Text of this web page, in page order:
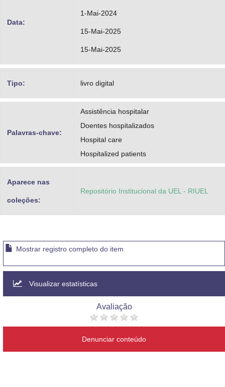
Data:
1-Mai-2024
15-Mai-2025
15-Mai-2025
Tipo: livro digital
Palavras-chave:
Assistência hospitalar
Doentes hospitalizados
Hospital care
Hospitalized patients
Aparece nas
coleções:
Repositório Institucional da UEL - RIUEL
Mostrar registro completo do item
Visualizar estatísticas
Avaliação
Denunciar conteúdo